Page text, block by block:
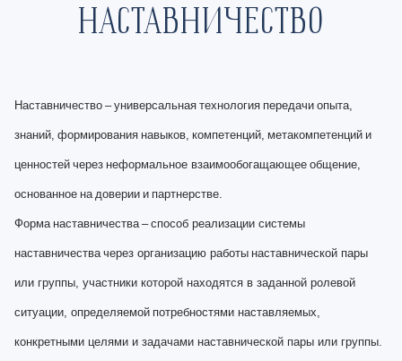
НАСТАВНИЧЕСТВО
Наставничество – универсальная технология передачи опыта,
знаний, формирования навыков, компетенций, метакомпетенций и
ценностей через неформальное взаимообогащающее общение,
основанное на доверии и партнерстве.
Форма наставничества – способ реализации системы
наставничества через организацию работы наставнической пары
или группы, участники которой находятся в заданной ролевой
ситуации, определяемой потребностями наставляемых,
конкретными целями и задачами наставнической пары или группы.